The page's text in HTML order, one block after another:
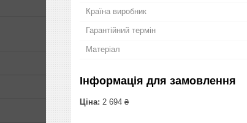
Країна виробник
Гарантійний термін
Матеріал
Інформація для замовлення
Ціна: 2 694 ₴